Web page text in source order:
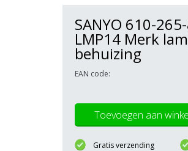
SANYO 610-
LMP14 Merk
behuizing
EAN code:
Toevoegen aan
Gratis verzending